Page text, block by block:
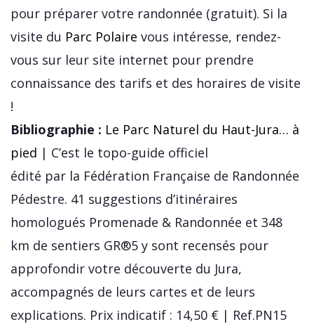
pour préparer votre randonnée (gratuit). Si la
visite du Parc Polaire vous intéresse, rendez-
vous sur leur site internet pour prendre
connaissance des tarifs et des horaires de visite
!
Bibliographie : Le Parc Naturel du Haut-Jura… à
pied | C’est le topo-guide officiel
édité par la Fédération Française de Randonnée
Pédestre. 41 suggestions d’itinéraires
homologués Promenade & Randonnée et 348
km de sentiers GR®5 y sont recensés pour
approfondir votre découverte du Jura,
accompagnés de leurs cartes et de leurs
explications. Prix indicatif : 14,50 € | Ref.PN15